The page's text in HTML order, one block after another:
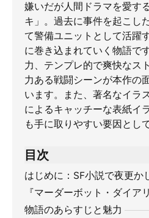
嫌いだが人間ドラマを愛す
キ」。過去に事件を起こし
て警備ユニットとして活躍
に巻き込まれていく物語で
力、テンプレ的で爽快なス
力ある戦闘シーンが本作の
います。また、著名なイラ
によるキャッチーな表紙イ
も手に取りやすい要因とし
目次
はじめに：SF小説で夜更か
『マーダーボット・ダイア
物語のあらすじと魅力